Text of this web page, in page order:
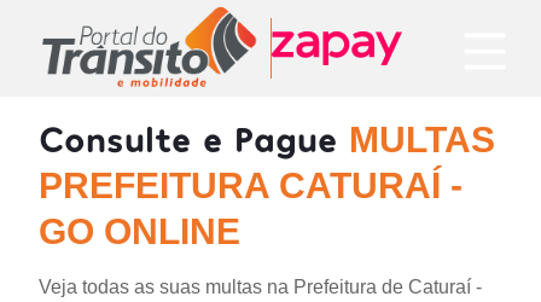
Consulte e Pague MULTAS
PREFEITURA CATURAÍ -
GO ONLINE
Veja todas as suas multas na Prefeitura de Caturaí -